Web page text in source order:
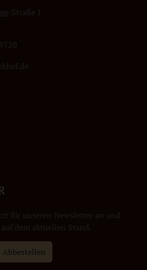
Straße 1
für unseren Newsletter an und
dem aktuellen Stand.
Abbestellen